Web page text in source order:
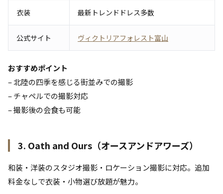
衣装 最新トレンドドレス多数
公式サイト ヴィクトリアフォレスト富山
おすすめポイント
– 北陸の四季を感じる街並みでの撮影
– チャペルでの撮影対応
– 撮影後の会食も可能
3. Oath and Ours（オースアンドアワーズ）
和装・洋装のスタジオ撮影・ロケーション撮影に対応。追加
料金なしで衣装・小物選び放題が魅力。